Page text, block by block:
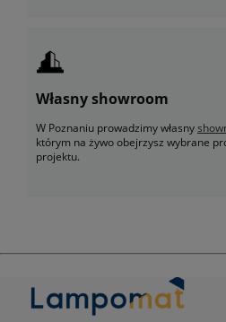
Własny showroom
W Poznaniu prowadzimy własny
którym na żywo obejrzysz wybrane
projektu.